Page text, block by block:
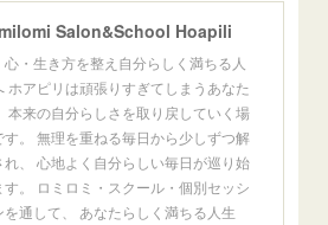
Salon&School Hoapili
心・生き方を整え自分らしく満ちる人
ホアピリは頑張りすぎてしまうあなた
本来の自分らしさを取り戻していく場
す。 無理を重ねる毎日から少しずつ解
れ、 心地よく自分らしい毎日が巡り始
す。 ロミロミ・スクール・個別セッシ
を通して、 あなたらしく満ちる人生